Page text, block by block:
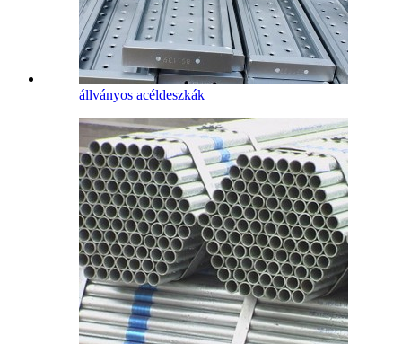
állványos acéldeszkák